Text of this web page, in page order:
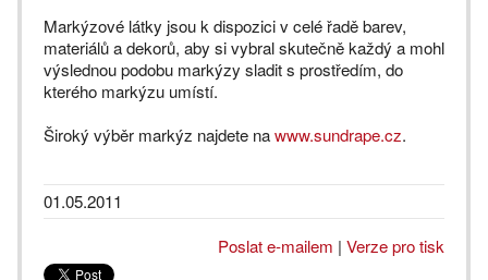
Markýzové látky jsou k dispozici v celé řadě barev,
materiálů a dekorů, aby si vybral skutečně každý a mohl
výslednou podobu markýzy sladit s prostředím, do
kterého markýzu umístí.
Široký výběr markýz najdete nawww.sundrape.cz.
01.05.2011
Poslat e-mailem | Verze pro tisk